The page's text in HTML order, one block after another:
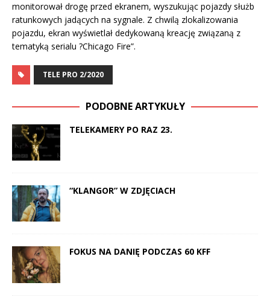
monitorował drogę przed ekranem, wyszukując pojazdy służb
ratunkowych jadących na sygnale. Z chwilą zlokalizowania
pojazdu, ekran wyświetlał dedykowaną kreację związaną z
tematyką serialu ?Chicago Fire”.
TELE PRO 2/2020
PODOBNE ARTYKUŁY
TELEKAMERY PO RAZ 23.
“KLANGOR” W ZDJĘCIACH
FOKUS NA DANIĘ PODCZAS 60 KFF